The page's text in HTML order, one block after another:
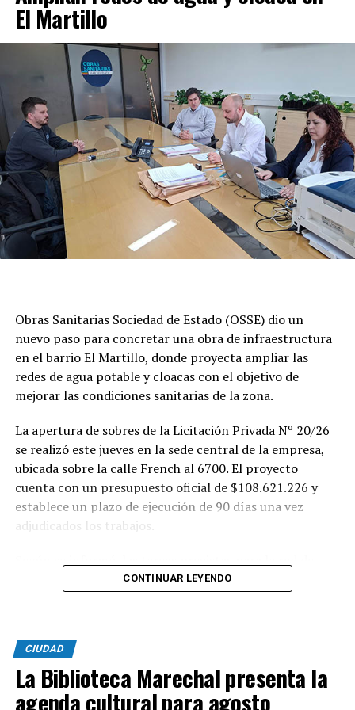
El Martillo
Obras Sanitarias Sociedad de Estado (OSSE) dio un
nuevo paso para concretar una obra de infraestructura
en el barrio El Martillo, donde proyecta ampliar las
redes de agua potable y cloacas con el objetivo de
mejorar las condiciones sanitarias de la zona.
La apertura de sobres de la Licitación Privada Nº 20/26
se realizó este jueves en la sede central de la empresa,
ubicada sobre la calle French al 6700. El proyecto
cuenta con un presupuesto oficial de $108.621.226 y
establece un plazo de ejecución de 90 días una vez
adjudicados los trabajos.
agua potable incluyen la colocación de unos 355 metros
ejecución de 29 conexiones domiciliarias. Los trabajos se
desarrollarán en distintos sectores comprendidos por
las calles Pehuajó, Sicilia, Génova y Génova Bis.
En paralelo, la intervención contempla la extensión de
CONTINUAR LEYENDO
CIUDAD
La Biblioteca Marechal presenta la
agenda cultural para agosto